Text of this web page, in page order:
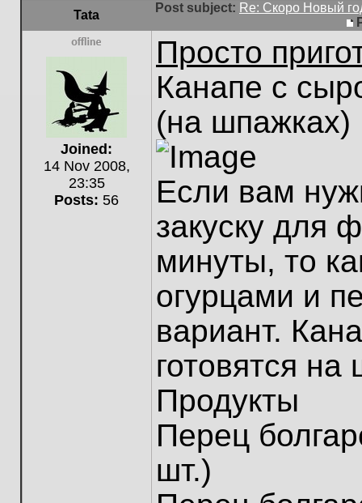
Tata
Post subject: Re: Скоро Новый
Joined:
14 Nov 2008,
23:35
Posts: 56
Просто
Канапе с
(на шпажках)
Если вам
закуску для
минуты, то
огурцами и
вариант.
готовятся
Продукты
Перец
шт.)